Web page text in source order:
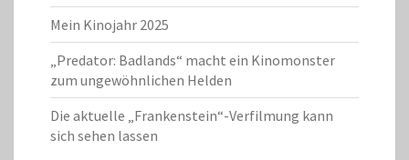
Mein Kinojahr 2025
„Predator: Badlands“ macht ein Kinomonster
zum ungewöhnlichen Helden
Die aktuelle „Frankenstein“-Verfilmung kann
sich sehen lassen